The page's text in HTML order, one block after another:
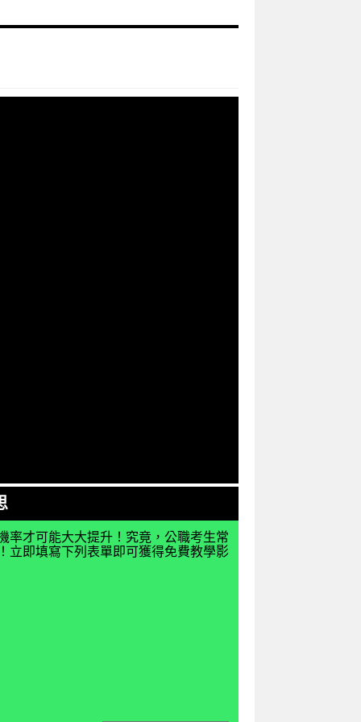
率才可能大大提升！究竟，公職考生常
立即填寫下列表單即可獲得免費教學影